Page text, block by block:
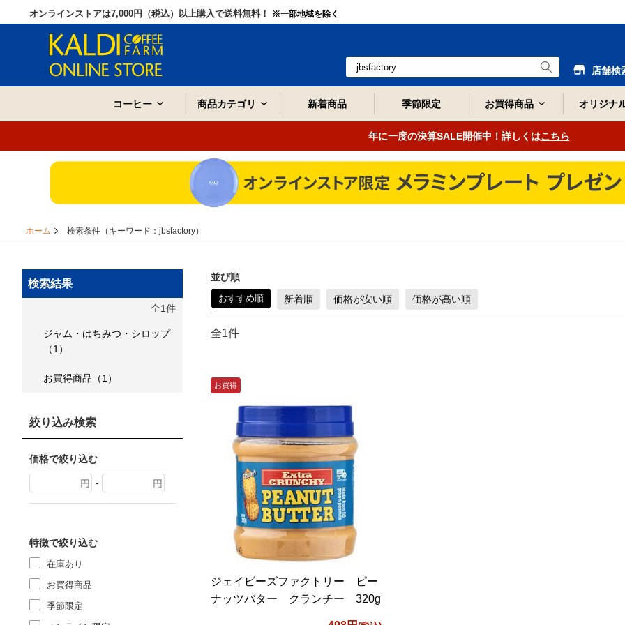
オンラインストアは7,000円（税込）以上購入で送料無料！ ※一部地域を除く
店舗検
コーヒー 商品カテゴリ 新着商品 季節限定 お買得商品 オリジナ
年に一度の決算SALE開催中！詳しくはこちら
ホーム 検索条件（キーワード：jbsfactory）
並び順
おすすめ順 新着順 価格が安い順 価格が高い順
全1件
お買得
ジェイビーズファクトリー ピー
ナッツバター クランチー 320g
検索結果
全1件
ジャム・はちみつ・シロップ
（1）
お買得商品（1）
絞り込み検索
価格で絞り込む
-
特徴で絞り込む
在庫あり
お買得商品
季節限定